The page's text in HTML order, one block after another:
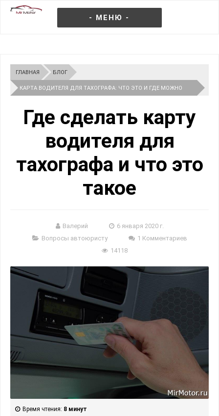
- МЕНЮ -
ГЛАВНАЯ БЛОГ
КАРТА ВОДИТЕЛЯ ДЛЯ ТАХОГРАФА: ЧТО ЭТО И ГДЕ МОЖНО
Где сделать карту
водителя для
тахографа и что это
такое
Валерий
6 января 2020 г.
Вопросы автоюристу
1 Комментариев
14118
Время чтения: 8 минут